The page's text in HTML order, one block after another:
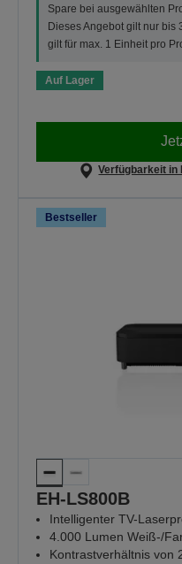
Spare bei ausgewählten
Dieses Angebot gilt nur bis
gilt für max. 1 Einheit pro
Auf Lager
Verfügbarkeit in
Bestseller
EH-LS800B
Intelligenter TV-
4.000 Lumen Weiß-/
Kontrastverhältnis von